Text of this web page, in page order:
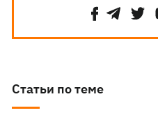
Статьи по теме